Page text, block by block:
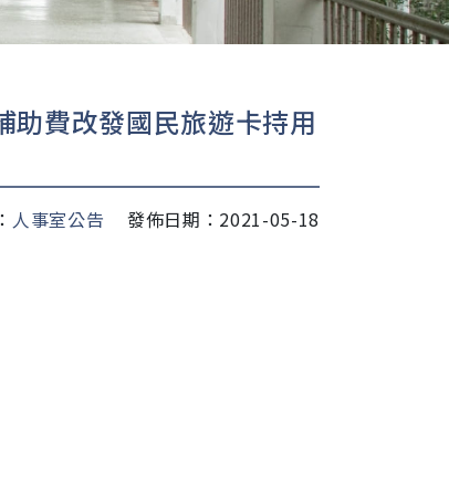
助費改發國民旅遊卡持用
人事室公告 發佈日期：2021-05-18